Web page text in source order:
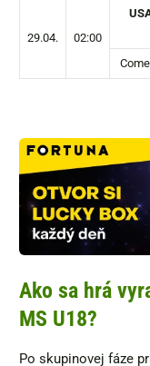
29.04. 02:00
Ako sa hrá
MS U18?
Po skupinovej fáze